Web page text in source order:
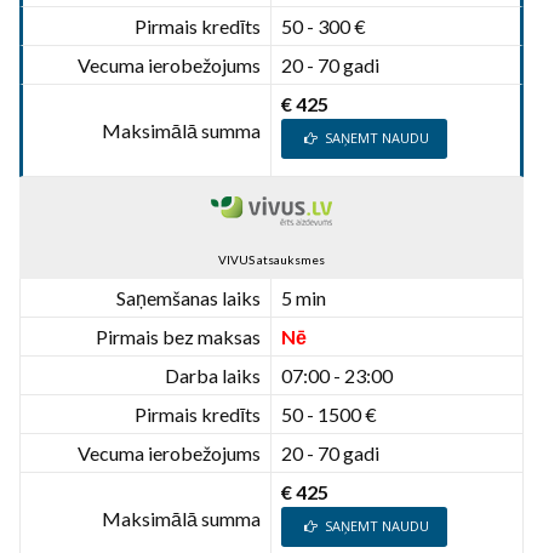
Pirmais kredīts
50 - 300 €
Vecuma ierobežojums
20 - 70 gadi
Maksimālā summa
€ 425
SAŅEMT NAUDU
VIVUS atsauksmes
Saņemšanas laiks
5 min
Pirmais bez maksas
Nē
Darba laiks
07:00 - 23:00
Pirmais kredīts
50 - 1500 €
Vecuma ierobežojums
20 - 70 gadi
Maksimālā summa
€ 425
SAŅEMT NAUDU